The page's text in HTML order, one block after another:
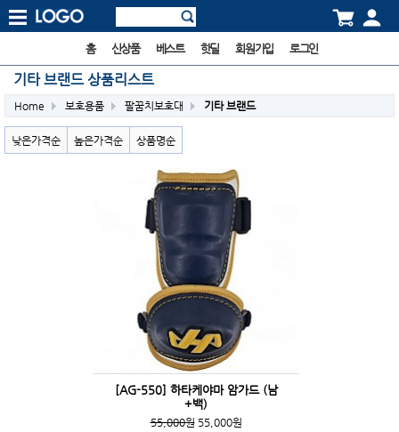
홈 신상품 베스트 핫딜 회원가입 로그인
기타 브랜드 상품리스트
Home 보호용품 팔꿈치보호대 기타 브랜드
낮은가격순 높은가격순 상품명순
[AG-550] 하타케야마 암가드 (남
+백)
55,000원55,000원